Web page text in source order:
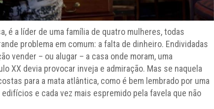
é a líder de uma família de quatro mulheres, todas
problema em comum: a falta de dinheiro. Endividadas
vender – ou alugar – a casa onde moram, uma
XX devia provocar inveja e admiração. Mas se naquela
para a mata atlântica, como é bem lembrado por uma
e cada vez mais espremido pela favela que não